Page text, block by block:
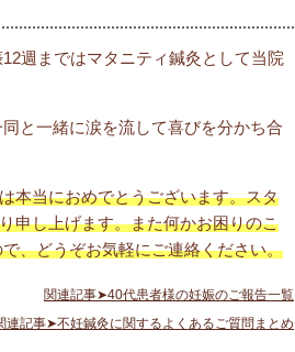
週まではマタニティ鍼灸として当院
と一緒に涙を流して喜びを分かち合
本当におめでとうございます。スタ
申し上げます。また何かお困りのこ
、どうぞお気軽にご連絡ください。
関連記事➤40代患者様の妊娠のご報告一覧
連記事➤不妊鍼灸に関するよくあるご質問まとめ